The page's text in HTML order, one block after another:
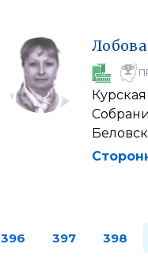
Лобова
396 397 398